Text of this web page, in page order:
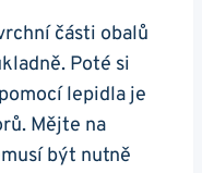
části​ obalů
Poté si
‍lepidla je
Mějte na
být nutně